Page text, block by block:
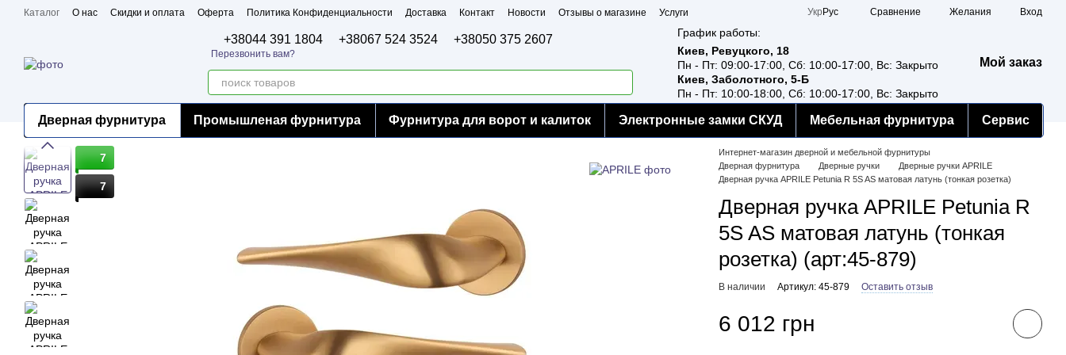
Перейти к основному контенту
Каталог О нас Скидки и оплата Оферта Политика Конфиденциальности Доставка Контакт Новости Отзывы о магазине
Услуги
Укр Рус Сравнение Желания Вход
+38044 391 1804 +38067 524 3524 +38050 375 2607
Перезвонить вам?
График работы:
Киев, Ревуцкого, 18
Пн - Пт: 09:00-17:00, Сб: 10:00-17:00, Вс: Закрыто
Киев, Заболотного, 5-Б
Пн - Пт: 10:00-18:00, Сб: 10:00-17:00, Вс: Закрыто
Мой заказ
Дверная фурнитура Промышленая фурнитура Фурнитура для ворот и калиток Электронные замки СКУД Мебельная фурнитура Сервис
7
7
Интернет-магазин дверной и мебельной фурнитуры
Дверная фурнитура
Дверные ручки
Дверные ручки APRILE
Дверная ручка APRILE Petunia R 5S AS матовая латунь (тонкая розетка)
Дверная ручка APRILE Petunia R
5S AS матовая латунь (тонкая
розетка) (арт:45-879)
В наличии Артикул: 45-879 Оставить отзыв
6 012 грн